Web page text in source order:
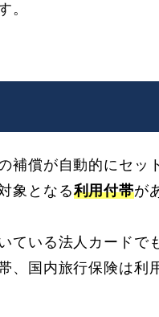
。
補償が自動的にセッ
象となる利用付帯が
ている法人カードで
、国内旅行保険は利